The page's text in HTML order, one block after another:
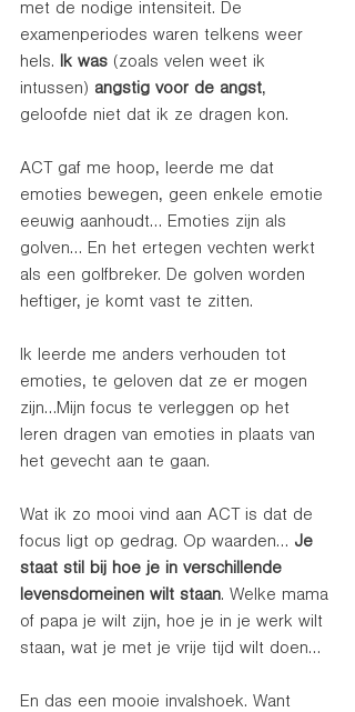
met de nodige intensiteit. De
examenperiodes waren telkens weer
hels. Ik was (zoals velen weet ik
intussen) angstig voor de angst,
geloofde niet dat ik ze dragen kon.
ACT gaf me hoop, leerde me dat
emoties bewegen, geen enkele emotie
eeuwig aanhoudt… Emoties zijn als
golven… En het ertegen vechten werkt
als een golfbreker. De golven worden
heftiger, je komt vast te zitten.
Ik leerde me anders verhouden tot
emoties, te geloven dat ze er mogen
zijn…Mijn focus te verleggen op het
leren dragen van emoties in plaats van
het gevecht aan te gaan.
Wat ik zo mooi vind aan ACT is dat de
focus ligt op gedrag. Op waarden… Je
staat stil bij hoe je in verschillende
levensdomeinen wilt staan. Welke mama
of papa je wilt zijn, hoe je in je werk wilt
staan, wat je met je vrije tijd wilt doen…
En das een mooie invalshoek. Want